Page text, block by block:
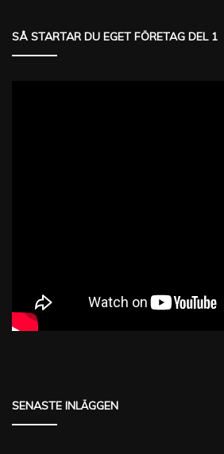
SÅ STARTAR DU EGET FÖRETAG DEL 1
SENASTE INLÄGGEN